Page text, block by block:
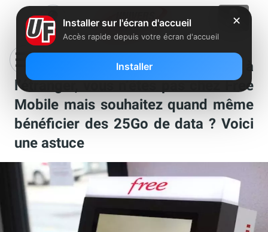
Vous partez en vacances à
l’étranger, vous n’êtes pas chez Free
Mobile mais souhaitez quand même
bénéficier des 25Go de data ? Voici
une astuce
✕
Installer sur l'écran d'accueil
Accès rapide depuis votre écran d'accueil
Installer